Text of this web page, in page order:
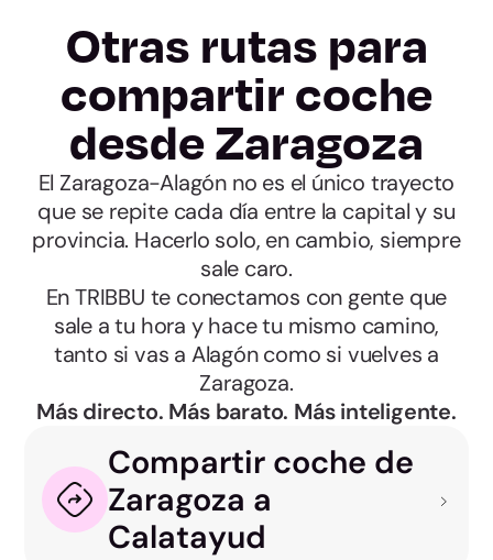
Otras rutas para
compartir coche
desde Zaragoza
El Zaragoza-Alagón no es el único trayecto
que se repite cada día entre la capital y su
provincia. Hacerlo solo, en cambio, siempre
sale caro.
En TRIBBU te conectamos con gente que
sale a tu hora y hace tu mismo camino,
tanto si vas a Alagón como si vuelves a
Zaragoza.
Más directo. Más barato. Más inteligente.
Compartir coche de
Zaragoza a
Calatayud